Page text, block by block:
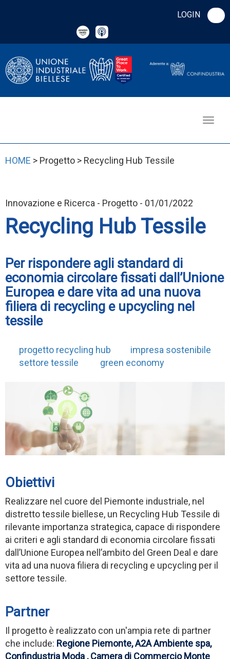
LOGIN
HOME > Progetto > Recycling Hub Tessile
Innovazione e Ricerca - Progetto - 01/01/2022
Recycling Hub Tessile
Per rispondere agli standard di
economia circolare fissati dall’Unione
Europea e dare vita ad una nuova
filiera di recycling e upcycling nel
tessile
progetto recycling hub
impresa sostenibile
settore tessile
green economy
Obiettivi
Realizzare nel cuore del Piemonte industriale, nel
distretto tessile biellese, un Recycling Hub Tessile di
rilevante importanza strategica, capace di rispondere
ai criteri e agli standard di economia circolare fissati
dall’Unione Europea nell’ambito del Green Deal e dare
vita ad una nuova filiera di recycling e upcycling per il
settore tessile.
Partner
Il progetto è realizzato con un'ampia rete di partner
che include: Regione Piemonte,A2A Ambiente spa,
Confindustria Moda , Camera di Commercio Monte